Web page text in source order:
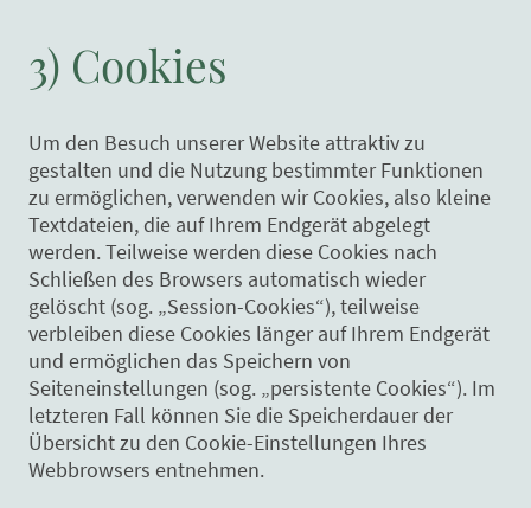
3) Cookies
Um den Besuch unserer Website attraktiv zu
gestalten und die Nutzung bestimmter Funktionen
zu ermöglichen, verwenden wir Cookies, also kleine
Textdateien, die auf Ihrem Endgerät abgelegt
werden. Teilweise werden diese Cookies nach
Schließen des Browsers automatisch wieder
gelöscht (sog. „Session-Cookies“), teilweise
verbleiben diese Cookies länger auf Ihrem Endgerät
und ermöglichen das Speichern von
Seiteneinstellungen (sog. „persistente Cookies“). Im
letzteren Fall können Sie die Speicherdauer der
Übersicht zu den Cookie-Einstellungen Ihres
Webbrowsers entnehmen.